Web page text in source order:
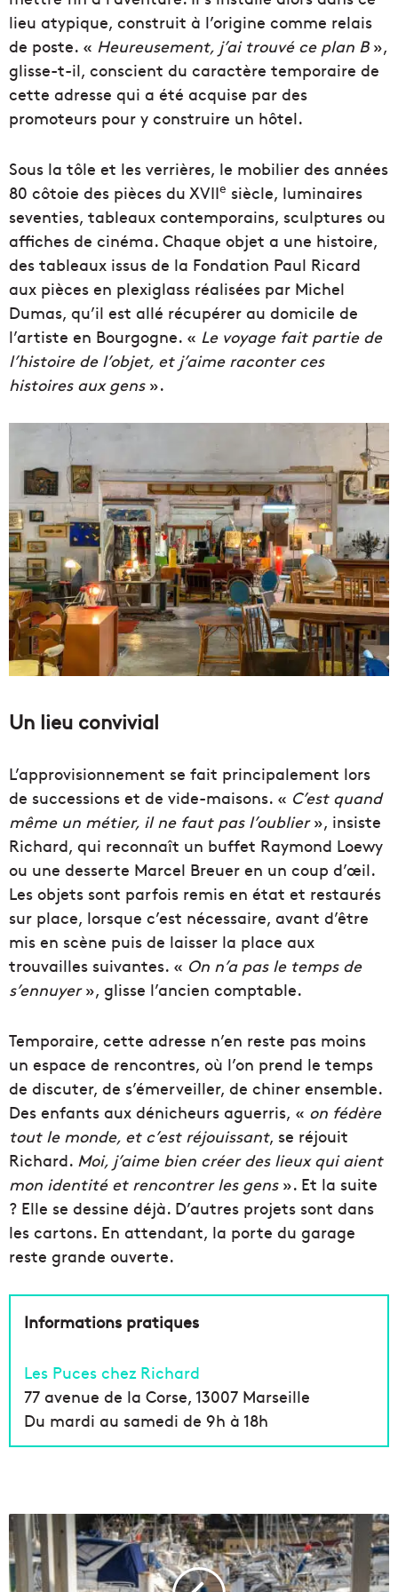
lieu atypique, construit à l’origine comme relais
de poste. « Heureusement, j’ai trouvé ce plan B»,
glisse-t-il, conscient du caractère temporaire de
cette adresse qui a été acquise par des
promoteurs pour y construire un hôtel.
Sous la tôle et les verrières, le mobilier des années
80 côtoie des pièces du XVIIe siècle, luminaires
seventies, tableaux contemporains, sculptures ou
affiches de cinéma. Chaque objet a une histoire,
des tableaux issus de la Fondation Paul Ricard
aux pièces en plexiglass réalisées par Michel
Dumas, qu’il est allé récupérer au domicile de
l’artiste en Bourgogne. « Le voyage fait partie de
l’histoire de l’objet, et j’aime raconter ces
histoires aux gens».
Un lieu convivial
L’approvisionnement se fait principalement lors
de successions et de vide-maisons. « C’est quand
même un métier, il ne faut pas l’oublier», insiste
Richard, qui reconnaît un buffet Raymond Loewy
ou une desserte Marcel Breuer en un coup d’œil.
Les objets sont parfois remis en état et restaurés
sur place, lorsque c’est nécessaire, avant d’être
mis en scène puis de laisser la place aux
trouvailles suivantes. « On n’a pas le temps de
s’ennuyer», glisse l’ancien comptable.
Temporaire, cette adresse n’en reste pas moins
un espace de rencontres, où l’on prend le temps
de discuter, de s’émerveiller, de chiner ensemble.
Des enfants aux dénicheurs aguerris, « on fédère
tout le monde, et c’est réjouissant, se réjouit
Richard. Moi, j’aime bien créer des lieux qui aient
mon identité et rencontrer les gens». Et la suite
? Elle se dessine déjà. D’autres projets sont dans
les cartons. En attendant, la porte du garage
reste grande ouverte.
Informations pratiques
Les Puces chez Richard
77 avenue de la Corse, 13007 Marseille
Du mardi au samedi de 9h à 18h
O
ù
p
a